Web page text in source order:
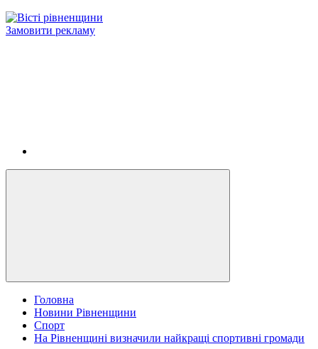
Замовити рекламу
Головна
Новини Рівненщини
Спорт
На Рівненщині визначили найкращі спортивні громади